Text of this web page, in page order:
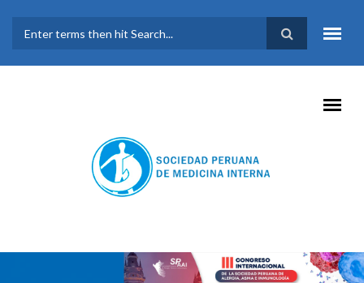
FORMULARIO DE
BÚSQUEDA